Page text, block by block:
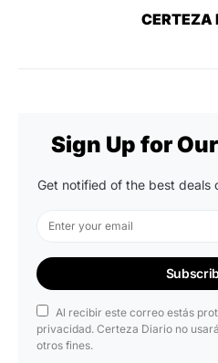
CERTEZA
Sign Up for
Get notified of the best deals
Al recibir este correo estás
privacidad. Certeza Diario no
otros fines.